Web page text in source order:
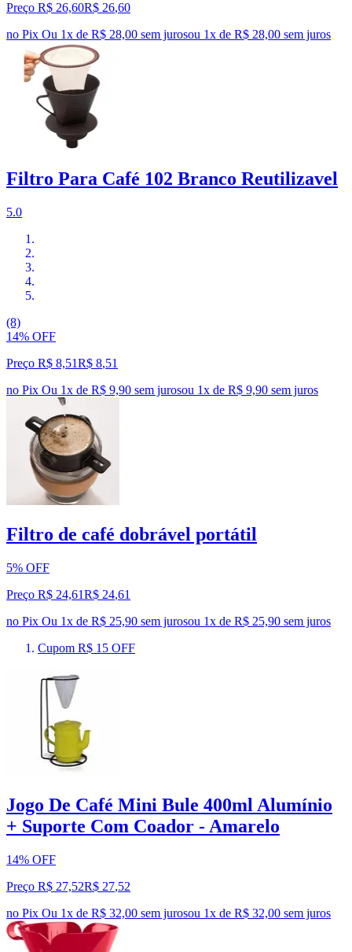
Preço R$ 26,60R$ 26,60
no Pix Ou 1x de R$ 28,00 sem jurosou 1x de R$ 28,00 sem juros
Filtro Para Café 102 Branco Reutilizavel
5.0
(8)
14% OFF
Preço R$ 8,51R$ 8,51
no Pix Ou 1x de R$ 9,90 sem jurosou 1x de R$ 9,90 sem juros
Filtro de café dobrável portátil
5% OFF
Preço R$ 24,61R$ 24,61
no Pix Ou 1x de R$ 25,90 sem jurosou 1x de R$ 25,90 sem juros
Cupom R$ 15 OFF
Jogo De Café Mini Bule 400ml Alumínio
+ Suporte Com Coador - Amarelo
14% OFF
Preço R$ 27,52R$ 27,52
no Pix Ou 1x de R$ 32,00 sem jurosou 1x de R$ 32,00 sem juros